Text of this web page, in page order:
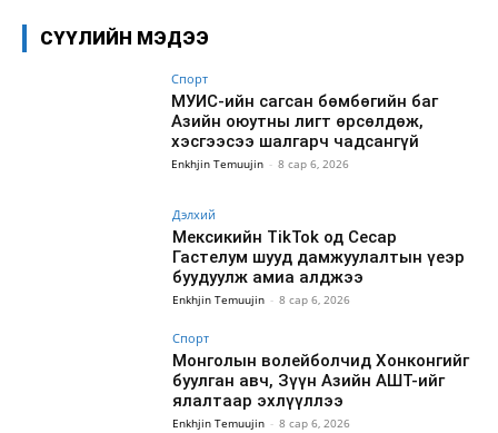
СҮҮЛИЙН МЭДЭЭ
Спорт
МУИС-ийн сагсан бөмбөгийн баг
Азийн оюутны лигт өрсөлдөж,
хэсгээсээ шалгарч чадсангүй
Enkhjin Temuujin - 8 сар 6, 2026
Дэлхий
Мексикийн TikTok од Сесар
Гастелум шууд дамжуулалтын үеэр
буудуулж амиа алджээ
Enkhjin Temuujin - 8 сар 6, 2026
Спорт
Монголын волейболчид Хонконгийг
буулган авч, Зүүн Азийн АШТ-ийг
ялалтаар эхлүүллээ
Enkhjin Temuujin - 8 сар 6, 2026